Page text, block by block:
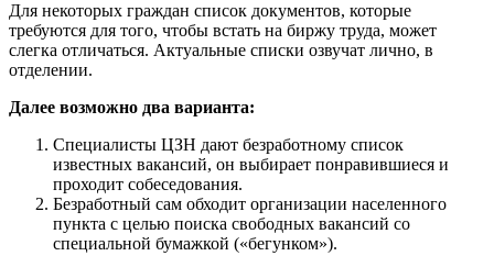
Для некоторых граждан список документов, которые
требуются для того, чтобы встать на биржу труда, может
слегка отличаться. Актуальные списки озвучат лично, в
отделении.
Далее возможно два варианта:
Специалисты ЦЗН дают безработному список
известных вакансий, он выбирает понравившиеся и
проходит собеседования.
Безработный сам обходит организации населенного
пункта с целью поиска свободных вакансий со
специальной бумажкой («бегунком»).